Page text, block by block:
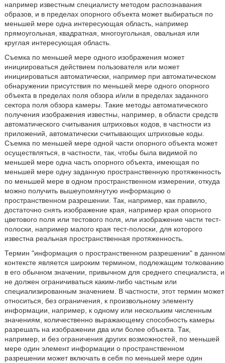
например известным специалисту методом распознавания
образов, и в пределах опорного объекта может выбираться по
меньшей мере одна интересующая область, например
прямоугольная, квадратная, многоугольная, овальная или
круглая интересующая область.
Съемка по меньшей мере одного изображения может
инициироваться действием пользователя или может
инициироваться автоматически, например при автоматическом
обнаружении присутствия по меньшей мере одного опорного
объекта в пределах поля обзора и/или в пределах заданного
сектора поля обзора камеры. Такие методы автоматического
получения изображения известны, например, в области средств
автоматического считывания штриховых кодов, в частности из
приложений, автоматически считывающих штриховые коды.
Съемка по меньшей мере одной части опорного объекта может
осуществляться, в частности, так, чтобы была видимой по
меньшей мере одна часть опорного объекта, имеющая по
меньшей мере одну заданную пространственную протяженность
по меньшей мере в одном пространственном измерении, откуда
можно получить вышеупомянутую информацию о
пространственном разрешении. Так, например, как правило,
достаточно снять изображение края, например края опорного
цветового поля или тестового поля, или изображение части тест-
полоски, например малого края тест-полоски, для которого
известна реальная пространственная протяженность.
Термин "информация о пространственном разрешении" в данном
контексте является широким термином, подлежащим толкованию
в его обычном значении, привычном для среднего специалиста, и
не должен ограничиваться каким-либо частным или
специализированным значением. В частности, этот термин может
относиться, без ограничения, к произвольному элементу
информации, например, к одному или нескольким численным
значениям, количественно выражающему способность камеры
разрешать на изображении два или более объекта. Так,
например, и без ограничения других возможностей, по меньшей
мере один элемент информации о пространственном
разрешении может включать в себя по меньшей мере один